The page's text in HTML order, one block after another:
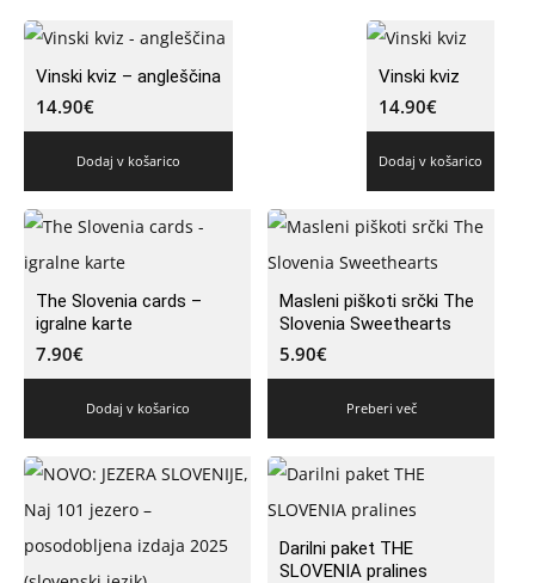
Vinski kviz – angleščina
14.90€
Dodaj v košarico
Vinski kviz
14.90€
Dodaj v košarico
The Slovenia cards –
igralne karte
7.90€
Dodaj v košarico
Masleni piškoti srčki The
Slovenia Sweethearts
5.90€
Preberi več
Darilni paket THE
SLOVENIA pralines